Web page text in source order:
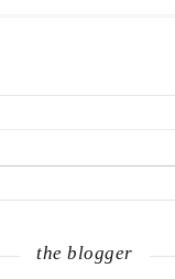
the blogger